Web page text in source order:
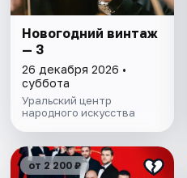
Новогодний винтаж
— 3
26 декабря 2026 •
суббота
Уральский центр
народного искусства
от 2 200 ₽